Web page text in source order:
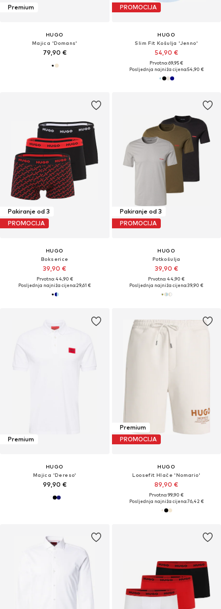
Premium
HUGO
Majica 'Domans'
79,90 €
PROMOCIJA
HUGO
Slim Fit Košulja 'Jenno'
54,90 €
Prvotno: 69,95 €
Posljednja najniža cijena:54,90 €
Pakiranje od 3
PROMOCIJA
HUGO
Bokserice
39,90 €
Prvotno: 44,90 €
Posljednja najniža cijena:29,61 €
Pakiranje od 3
PROMOCIJA
HUGO
Potkošulja
39,90 €
Prvotno: 44,90 €
Posljednja najniža cijena:39,90 €
Premium
HUGO
Majica 'Dereso'
99,90 €
Premium
PROMOCIJA
HUGO
Loosefit Hlače 'Nomario'
89,90 €
Prvotno: 99,90 €
Posljednja najniža cijena:76,42 €